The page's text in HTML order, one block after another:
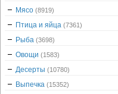
Мясо (8919)
Птица и яйца (7361)
Рыба (3698)
Овощи (1583)
Десерты (10780)
Выпечка (15352)